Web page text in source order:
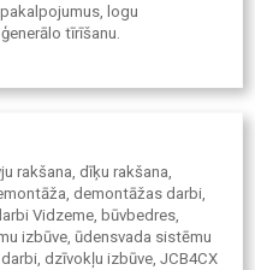
logu
tīrīšanu.
rakšana, dīķu rakšana,
demontāžas darbi,
Vidzeme, būvbedres,
izbūve, ūdensvada sistēmu
dzīvokļu izbūve, JCB4CX